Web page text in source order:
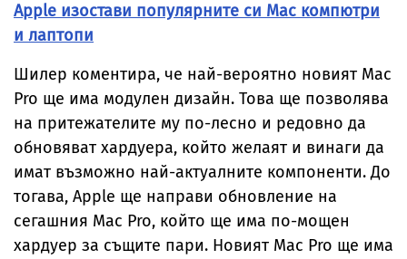
Apple изостави популярните си Mac компютри
и лаптопи
Шилер коментира, че най-вероятно новият Mac
Pro ще има модулен дизайн. Това ще позволява
на притежателите му по-лесно и редовно да
обновяват хардуера, който желаят и винаги да
имат възможно най-актуалните компоненти. До
тогава, Apple ще направи обновление на
сегашния Mac Pro, който ще има по-мощен
хардуер за същите пари. Новият Mac Pro ще има